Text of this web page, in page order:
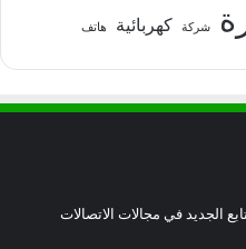
شركة كهربائية هاتف
الجديد في مجالات الاتصالات